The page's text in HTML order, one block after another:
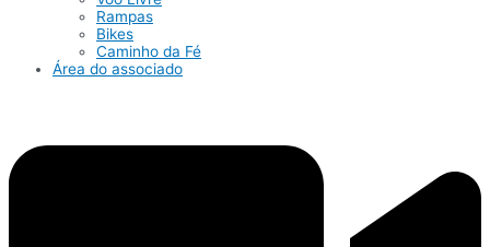
Rampas
Bikes
Caminho da Fé
Área do associado